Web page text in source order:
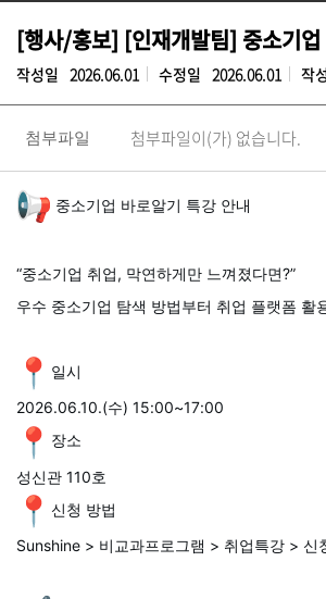
[행사/홍보] [인재개발팀] 중소기
작성일 2026.06.01 수정일 2026.06.01 작
첨부파일 첨부파일이(가) 없습니다.
중소기업 바로알기 특강 안내
“중소기업 취업, 막연하게만 느껴졌다면?”
우수 중소기업 탐색 방법부터 취업 플랫폼 활
일시
2026.06.10.(수) 15:00~17:00
장소
성신관 110호
신청 방법
Sunshine > 비교과프로그램 > 취업특강 > 신